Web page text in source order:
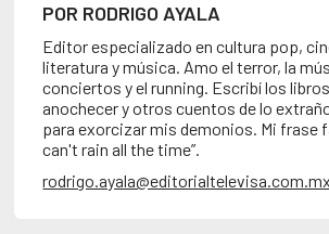
POR RODRIGO AYALA
Editor especializado en cultura pop,
literatura y música. Amo el terror, la
conciertos y el running. Escribí los
anochecer y otros cuentos de lo
para exorcizar mis demonios. Mi frase
can't rain all the time”.
rodrigo.ayala@editorialtelevisa.com.mx